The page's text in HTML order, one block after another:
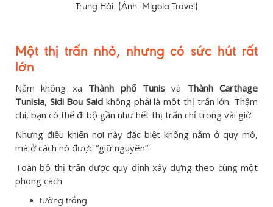
Trung Hải. (Ảnh: Migola Travel)
Một thị trấn nhỏ, nhưng có sức hút rất
lớn
Nằm không xa Thành phố Tunisvà Thành Carthage
Tunisia, Sidi Bou Said không phải là một thị trấn lớn. Thậm
chí, bạn có thể đi bộ gần như hết thị trấn chỉ trong vài giờ.
Nhưng điều khiến nơi này đặc biệt không nằm ở quy mô,
mà ở cách nó được “giữ nguyên”.
Toàn bộ thị trấn được quy định xây dựng theo cùng một
phong cách:
tường trắng